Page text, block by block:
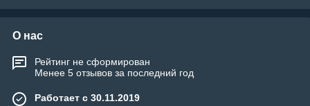
О нас
Рейтинг не сформирован
Менее 5 отзывов за последний год
Работает с 30.11.2019